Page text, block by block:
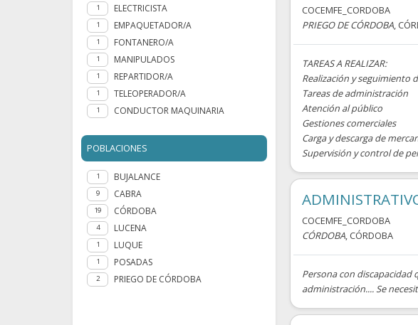
1 ELECTRICISTA
1 EMPAQUETADOR/A
1 FONTANERO/A
1 MANIPULADOS
1 REPARTIDOR/A
1 TELEOPERADOR/A
1 CONDUCTOR MAQUINARIA
POBLACIONES
1 BUJALANCE
9 CABRA
19 CÓRDOBA
4 LUCENA
1 LUQUE
1 POSADAS
2 PRIEGO DE CÓRDOBA
COCEMFE_CORDOBA
PRIEGO DE CÓRDOBA,
TAREAS A REALIZAR:
Realización y seguimiento
Tareas de administración
Atención al público
Gestiones comerciales
Carga y descarga de
Supervisión y control de
COCEMFE_CORDOBA
CÓRDOBA, CÓRDOBA
Persona con discapacidad
administración.... Se